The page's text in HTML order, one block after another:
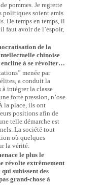
pommes. Je regrette
politiques soient amis
De temps en temps, il
faut avoir de l’espoir,
de la
chinoise
encline à se révolter…
menée par
a conduit la
intégrer la classe
forte pression, n’ose
la place, ils ont
positions afin de
telle démarche est
La société tout
où quelques
la vérité.
le plus le
révolte extrêmement
subissent des
grand-chose à